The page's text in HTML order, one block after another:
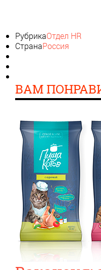
РубрикаОтдел HR
СтранаРоссия
ВАМ